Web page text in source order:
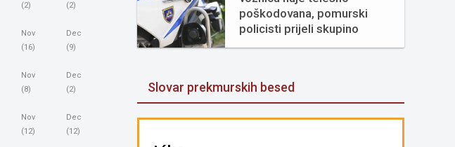
(2)
(2)
Nov
(16)
Dec
(9)
Nov
(8)
Dec
(2)
Nov
(12)
Dec
(12)
poškodovana, pomurski
policisti prijeli skupino
tujcev
Slovar prekmurskih besed